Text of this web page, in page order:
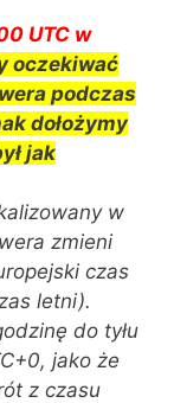
UTC w
oczekiwać
podczas
dołożymy
jak
w
zmieni
czas
letni).
do tyłu
jako że
z czasu